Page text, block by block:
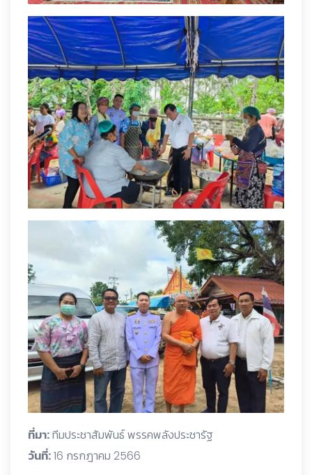
ที่มา:ทีมประชาสัมพันธ์ พรรคพลังประชารัฐ
วันที่:16 กรกฎาคม 2566